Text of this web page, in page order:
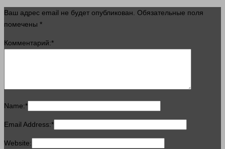
Ваш адрес email не будет опубликован. Обязательные поля
помечены *
Комментарий:*
Name:*
Email Address:*
Website: